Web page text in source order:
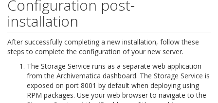
Configuration post-
installation
After successfully completing a new installation, follow these
steps to complete the configuration of your new server.
The Storage Service runs as a separate web application
from the Archivematica dashboard. The Storage Service is
exposed on port 8001 by default when deploying using
RPM packages. Use your web browser to navigate to the